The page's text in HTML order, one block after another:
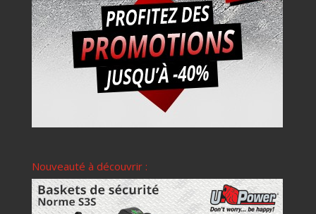
Nouveauté à découvrir :